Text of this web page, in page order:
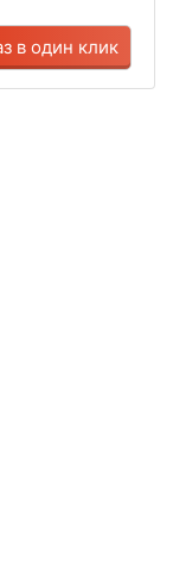
в один клик